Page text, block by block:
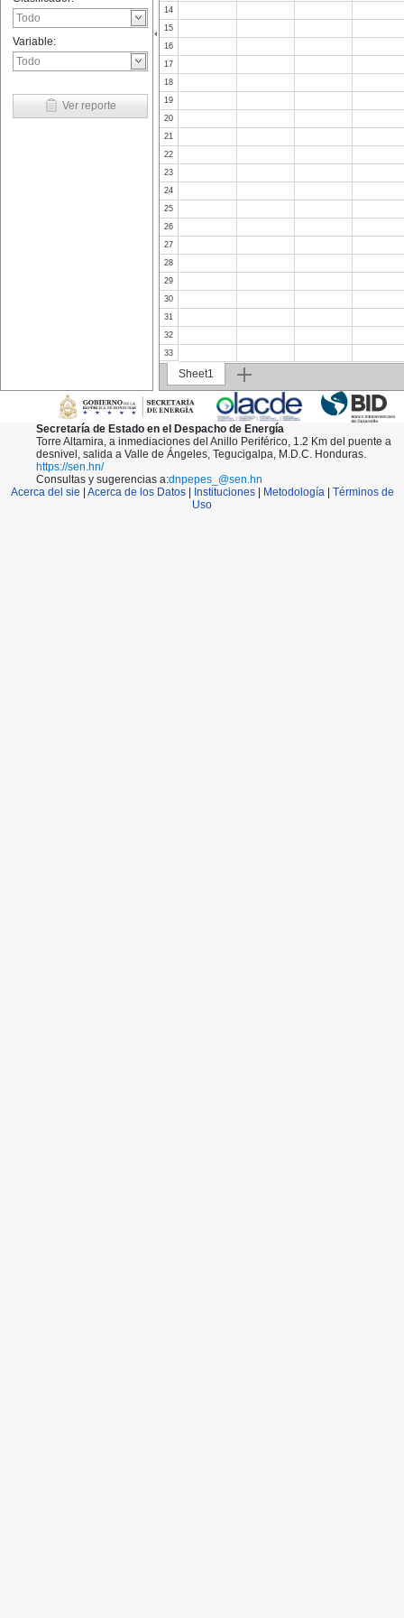
Variable:
Ver reporte
14
15
16
17
18
19
20
21
22
23
24
25
26
27
28
29
30
31
32
33
35
36
37
38
40
41
Sheet1
Secretaría de Estado en el Despacho de Energía
Torre Altamira, a inmediaciones del Anillo Periférico, 1.2 Km del puente a
desnivel, salida a Valle de Ángeles, Tegucigalpa, M.D.C. Honduras.
https://sen.hn/
Consultas y sugerencias a:dnpepes_@sen.hn
Acerca del sie
Acerca de los Datos| Instituciones| Metodología| Términos de
Uso